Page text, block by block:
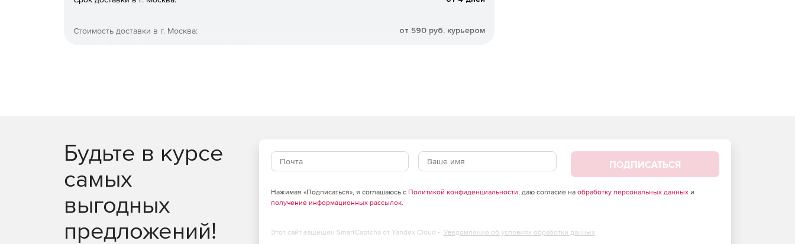
Стоимость доставки в г. Москва: от 590 руб. курьером
Будьте в курсе
самых
выгодных
предложений!
ПОДПИСАТЬСЯ
Нажимая «Подписаться», я соглашаюсь с Политикой конфиденциальности, даю согласие на обработку персональных данныхи
получение информационных рассылок.
Этот сайт защищен SmartCaptcha от Yandex Cloud - Уведомление об условиях обработки данных